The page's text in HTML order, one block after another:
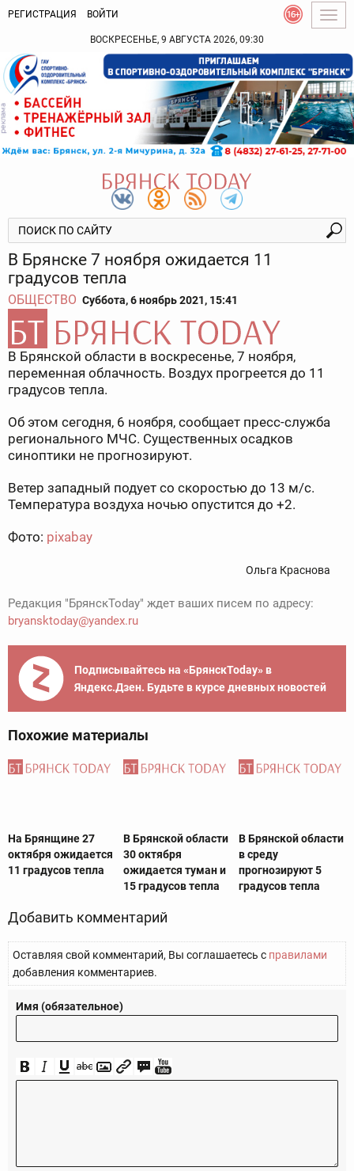
РЕГИСТРАЦИЯ ВОЙТИ
ВОСКРЕСЕНЬЕ, 9 АВГУСТА 2026, 09:30
В Брянске 7 ноября ожидается 11
градусов тепла
ОБЩЕСТВО Суббота, 6 ноябрь 2021, 15:41
В Брянской области в воскресенье, 7 ноября,
переменная облачность. Воздух прогреется до 11
градусов тепла.
Об этом сегодня, 6 ноября, сообщает пресс-служба
регионального МЧС. Существенных осадков
синоптики не прогнозируют.
Ветер западный подует со скоростью до 13 м/с.
Температура воздуха ночью опустится до +2.
Фото: pixabay
Ольга Краснова
Редакция "БрянскToday" ждет ваших писем по адресу:
bryansktoday@yandex.ru
Подписывайтесь на «БрянскToday» в
Яндекс.Дзен. Будьте в курсе дневных новостей
Похожие материалы
На Брянщине 27
октября ожидается
11 градусов тепла
В Брянской области
30 октября
ожидается туман и
15 градусов тепла
В Брянской области
в среду
прогнозируют 5
градусов тепла
Добавить комментарий
Оставляя свой комментарий, Вы соглашаетесь с правилами
добавления комментариев.
Имя (обязательное)